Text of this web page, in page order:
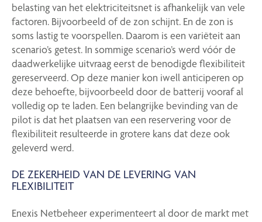
belasting van het elektriciteitsnet is afhankelijk van vele
factoren. Bijvoorbeeld of de zon schijnt. En de zon is
soms lastig te voorspellen. Daarom is een variëteit aan
scenario’s getest. In sommige scenario’s werd vóór de
daadwerkelijke uitvraag eerst de benodigde flexibiliteit
gereserveerd. Op deze manier kon iwell anticiperen op
deze behoefte, bijvoorbeeld door de batterij vooraf al
volledig op te laden. Een belangrijke bevinding van de
pilot is dat het plaatsen van een reservering voor de
flexibiliteit resulteerde in grotere kans dat deze ook
geleverd werd.
DE ZEKERHEID VAN DE LEVERING VAN
FLEXIBILITEIT
Enexis Netbeheer experimenteert al door de markt met